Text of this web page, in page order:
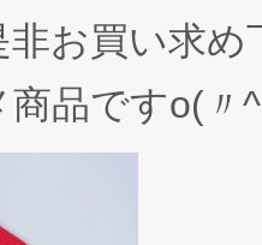
非お買い求
商品ですo(